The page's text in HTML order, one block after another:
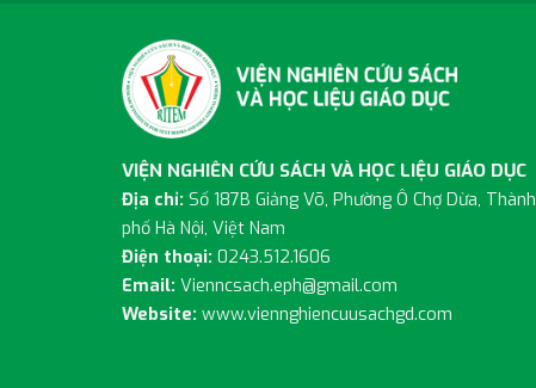
VIỆN NGHIÊN CỨU SÁCH VÀ HỌC LIỆU GIÁO DỤC
Địa chỉ: Số 187B Giảng Võ, Phường Ô Chợ Dừa, Thành
phố Hà Nội, Việt Nam
Điện thoại: 0243.512.1606
Email: Vienncsach.eph@gmail.com
Website: www.viennghiencuusachgd.com